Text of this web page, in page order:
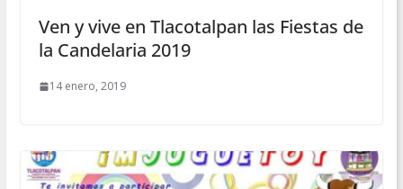
Ven y vive en Tlacotalpan las Fiestas de
la Candelaria 2019
14 enero, 2019